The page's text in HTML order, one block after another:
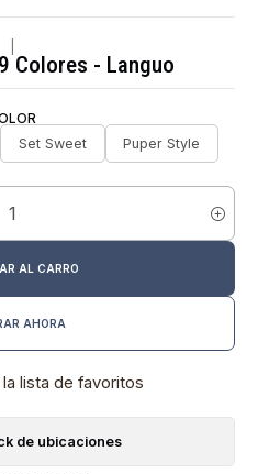
Colores - Languo
Set Sweet Puper Style
AL CARRO
AHORA
lista de favoritos
de ubicaciones